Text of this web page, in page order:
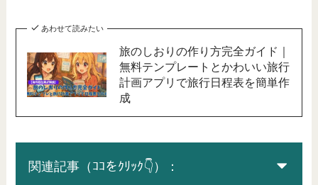
あわせて読みたい
旅のしおりの作り方完全ガイド｜
無料テンプレートとかわいい旅行
計画アプリで旅行日程表を簡単作
成
関連記事（ｺｺをｸﾘｯｸ👇）：